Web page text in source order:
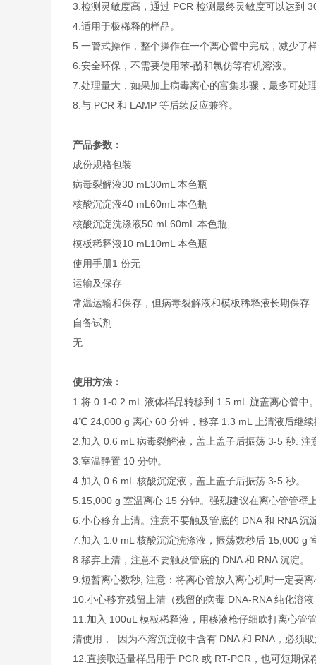
3.检测灵敏度高，通过 PCR 检测最终灵敏度可以达到
4.适用于极稀释的样品。
5.一管式操作，整个操作在一个离心管中完成，减少了
6.安全环保，不需要使用苯-酚和氯仿等有机溶液。
7.处理量大，如果加上病毒离心的富集步骤，最多可处
8.与 PCR 和 LAMP 等后续反应兼容。
产品参数：
成份规格包装
病毒裂解液30 mL 30mL 本色瓶
核酸沉淀液40 mL 60mL 本色瓶
核酸沉淀洗涤液50 mL 60mL 本色瓶
模板稀释液10 mL 10mL 本色瓶
使用手册1 份无
运输及保存
常温运输和保存，但病毒裂解液和模板稀释液长期保
自备试剂
无
使用方法：
1.将 0.1-0.2 mL 液体样品转移到 1.5 mL 旋盖离心管
4℃ 24,000 g 离心 60 分钟，移弃 1.3 mL 上清液后继续
2.加入 0.6 mL 病毒裂解液，盖上盖子后振荡 3-5 秒.
3.室温静置 10 分钟。
4.加入 0.6 mL 核酸沉淀液，盖上盖子后振荡 3-5 秒。
5.15,000 g 室温离心 15 分钟。强烈建议在离心管管壁
6.小心移弃上清。注意不要触及管底的 DNA 和 RNA 沉
7.加入 1.0 mL 核酸沉淀洗涤液，振荡数秒后 15,000 g
8.移弃上清，注意不要触及管底的 DNA 和 RNA 沉淀。
9.短暂离心数秒, 注意：将离心管放入离心机时一定要
10.小心移弃残留上清（残留的病毒 DNA-RNA 纯化溶
11.加入 100uL 模板稀释液，用移液枪仔细吹打离心管
清使用， 因为不溶沉淀物中含有 DNA 和 RNA，必须
12.直接取适量样品用于 PCR 或 RT-PCR，也可短期